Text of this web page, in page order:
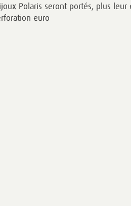
Polaris seront portés, plus leur
euro